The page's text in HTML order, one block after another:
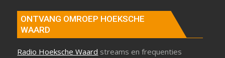
ONTVANG OMROEP HOEKSCHE
WAARD
Radio Hoeksche Waard streams en frequenties